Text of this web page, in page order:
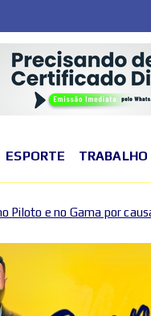
ESPORTE TRABALHO
de eventos